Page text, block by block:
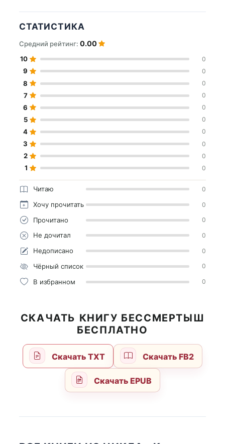
СТАТИСТИКА
Средний рейтинг: 0.00
10 0
9 0
8 0
7 0
6 0
5 0
4 0
3 0
2 0
1 0
Читаю 0
Хочу прочитать 0
Прочитано 0
Не дочитал 0
Недописано 0
Чёрный список 0
В избранном 0
СКАЧАТЬ КНИГУ БЕССМЕРТЫШ
БЕСПЛАТНО
Скачать TXT Скачать FB2
Скачать EPUB